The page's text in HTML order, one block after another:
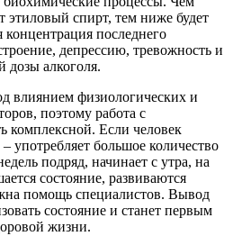
этиловый спирт, тем ниже будет
последнего
депрессию, тревожность и
дозы алкоголя.
влиянием физиологических и
поэтому работа с
комплексной. Если человек
употребляет большое количество
подряд, начинает с утра, на
состояние, развиваются
помощь специалистов. Вывод
состояние и станет первым
жизни.